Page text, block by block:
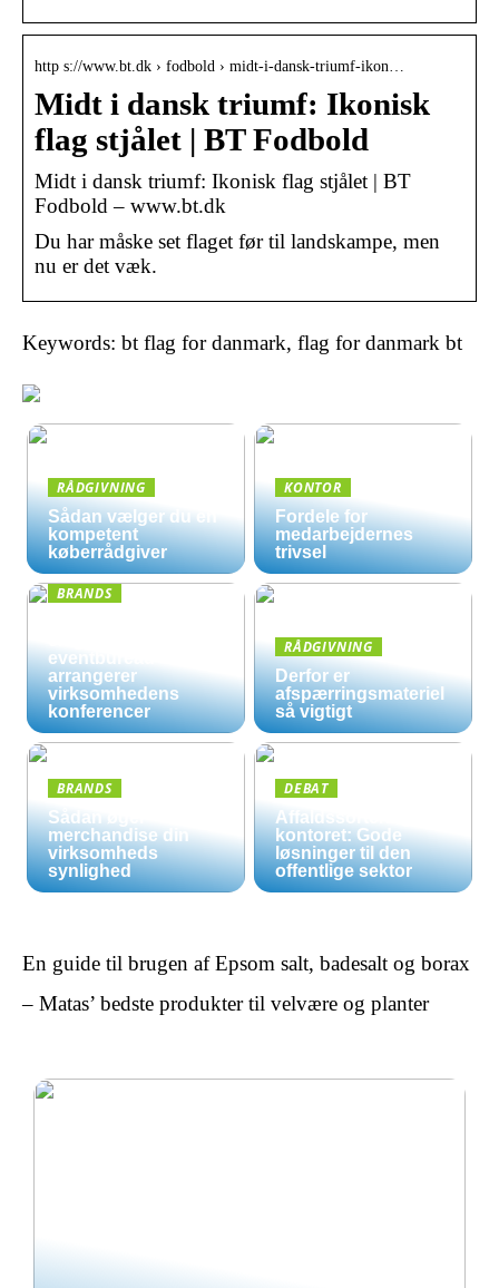
http s://www.bt.dk › fodbold › midt-i-dansk-triumf-ikon…
Midt i dansk triumf: Ikonisk
flag stjålet | BT Fodbold
Midt i dansk triumf: Ikonisk flag stjålet | BT
Fodbold – www.bt.dk
Du har måske set flaget før til landskampe, men
nu er det væk.
Keywords: bt flag for danmark, flag for danmark bt
RÅDGIVNING
Sådan vælger du en
kompetent
køberrådgiver
KONTOR
Fordele for
medarbejdernes
trivsel
BRANDS
eventbureau
arrangerer
virksomhedens
konferencer
RÅDGIVNING
Derfor er
afspærringsmateriel
så vigtigt
BRANDS
Sådan øger
merchandise din
virksomheds
synlighed
DEBAT
Affaldssortering på
kontoret: Gode
løsninger til den
offentlige sektor
En guide til brugen af Epsom salt, badesalt og borax
– Matas’ bedste produkter til velvære og planter